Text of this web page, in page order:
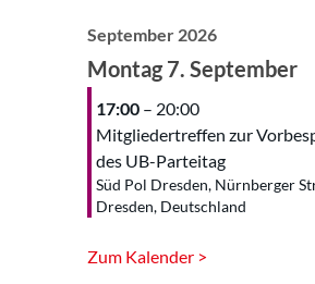
September 2026
Montag 7. September
17:00 – 20:00
Mitgliedertreffen zur
des UB-Parteitag
Süd Pol Dresden, Nürnberger
Dresden, Deutschland
Zum Kalender >